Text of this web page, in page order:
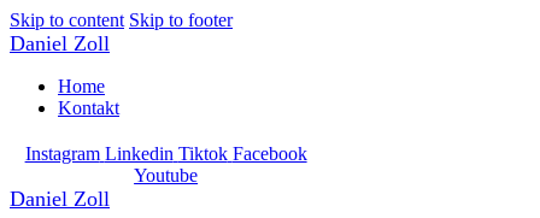
Skip to content Skip to footer
Daniel Zoll
Home
Kontakt
Instagram Linkedin Tiktok Facebook
Youtube
Daniel Zoll